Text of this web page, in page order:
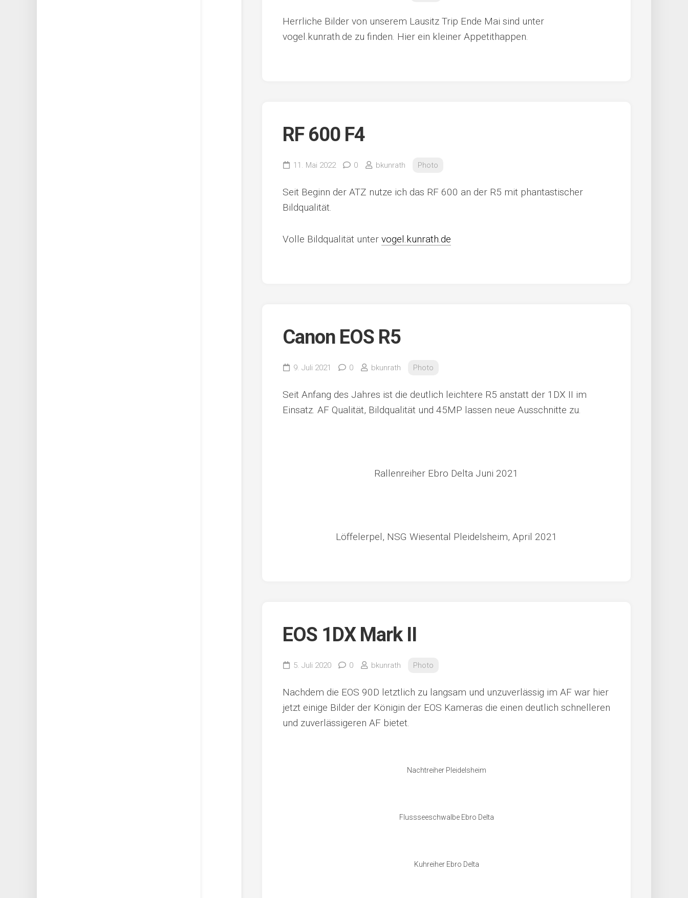
Herrliche Bilder von unserem Lausitz Trip Ende Mai sind unter
vogel.kunrath.de zu finden. Hier ein kleiner Appetithappen.
RF 600 F4
11. Mai 2022 0 bkunrath Photo
Seit Beginn der ATZ nutze ich das RF 600 an der R5 mit phantastischer
Bildqualität.
Volle Bildqualität unter vogel.kunrath.de
Canon EOS R5
9. Juli 2021 0 bkunrath Photo
Seit Anfang des Jahres ist die deutlich leichtere R5 anstatt der 1DX II im
Einsatz. AF Qualität, Bildqualität und 45MP lassen neue Ausschnitte zu.
Rallenreiher Ebro Delta Juni 2021
Löffelerpel, NSG Wiesental Pleidelsheim, April 2021
EOS 1DX Mark II
5. Juli 2020 0 bkunrath Photo
Nachdem die EOS 90D letztlich zu langsam und unzuverlässig im AF war hier
jetzt einige Bilder der Königin der EOS Kameras die einen deutlich schnelleren
und zuverlässigeren AF bietet.
Nachtreiher Pleidelsheim
Flussseeschwalbe Ebro Delta
Kuhreiher Ebro Delta